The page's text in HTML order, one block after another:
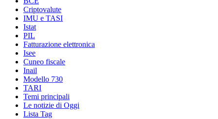
Criptovalute
IMU e TASI
Istat
PIL
Fatturazione elettronica
Isee
Cuneo fiscale
Inail
Modello 730
TARI
Temi principali
Le notizie di Oggi
Lista Tag